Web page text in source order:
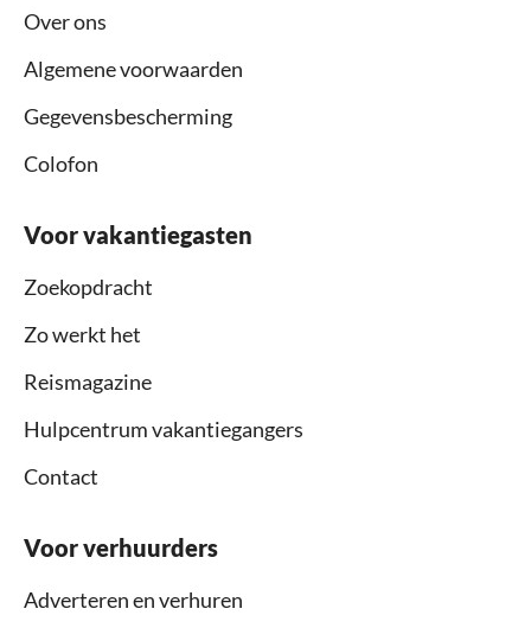
Over ons
Algemene voorwaarden
Gegevensbescherming
Colofon
Voor vakantiegasten
Zoekopdracht
Zo werkt het
Reismagazine
Hulpcentrum vakantiegangers
Contact
Voor verhuurders
Adverteren en verhuren